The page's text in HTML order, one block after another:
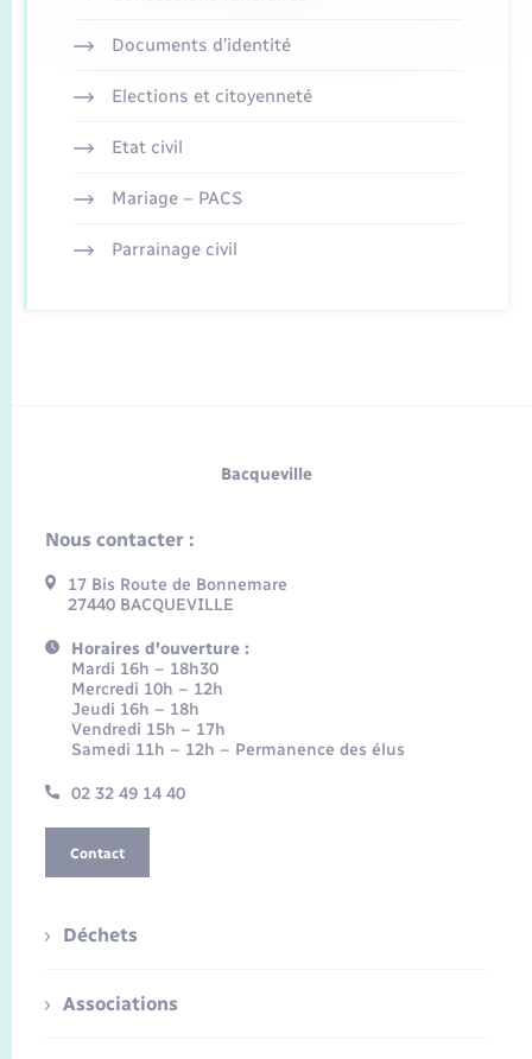
Documents d’identité
Elections et citoyenneté
Etat civil
Mariage – PACS
Parrainage civil
Bacqueville
Nous contacter :
17 Bis Route de Bonnemare
27440 BACQUEVILLE
Horaires d'ouverture :
Mardi 16h – 18h30
Mercredi 10h – 12h
Jeudi 16h – 18h
Vendredi 15h – 17h
Samedi 11h – 12h – Permanence des élus
02 32 49 14 40
Contact
Déchets
Associations